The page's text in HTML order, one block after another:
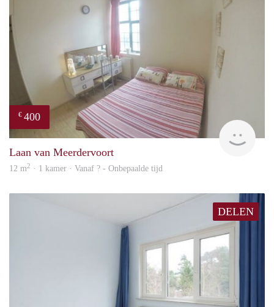
€ 400
Laan van Meerdervoort
12 m2 · 1 kamer · Vanaf ? - Onbepaalde tijd
DELEN